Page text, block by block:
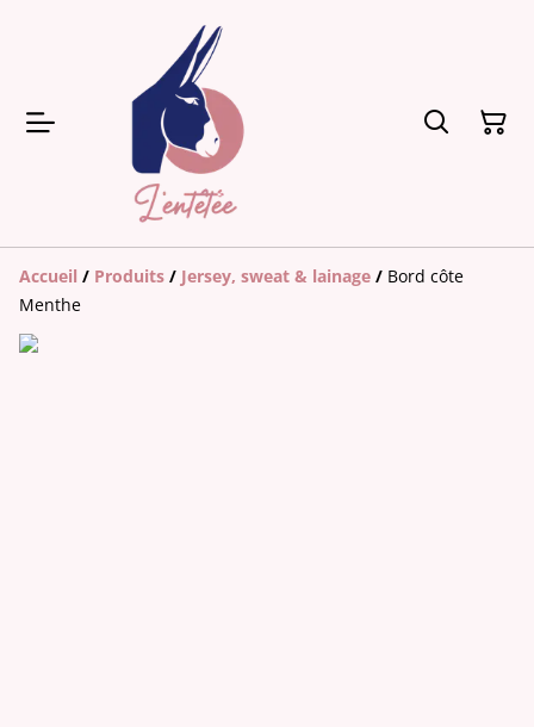
Accueil / Produits / Jersey, sweat & lainage / Bord côte
Menthe